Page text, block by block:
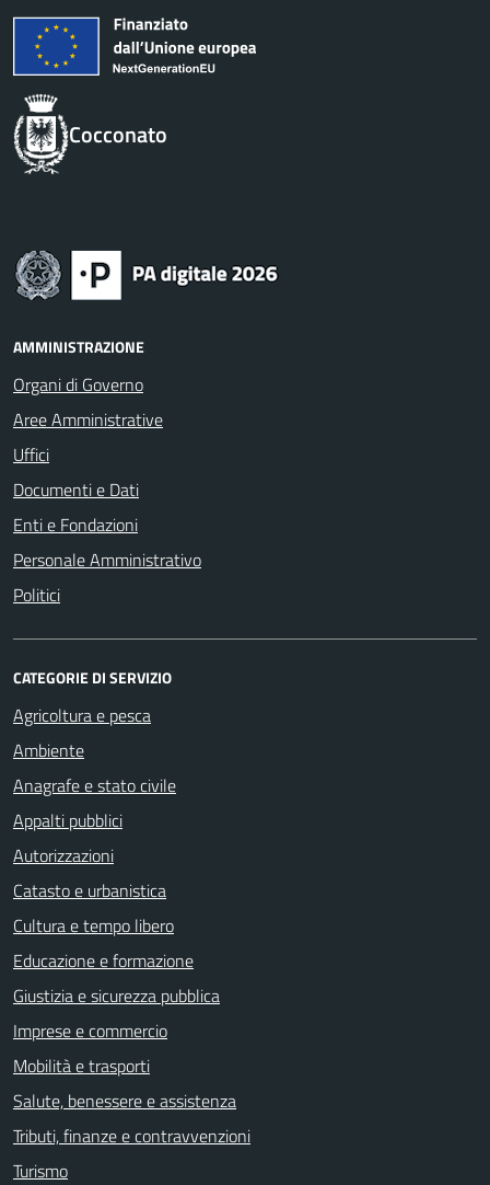
Cocconato
AMMINISTRAZIONE
Organi di Governo
Aree Amministrative
Uffici
Documenti e Dati
Enti e Fondazioni
Personale Amministrativo
Politici
CATEGORIE DI SERVIZIO
Agricoltura e pesca
Ambiente
Anagrafe e stato civile
Appalti pubblici
Autorizzazioni
Catasto e urbanistica
Cultura e tempo libero
Educazione e formazione
Giustizia e sicurezza pubblica
Imprese e commercio
Mobilità e trasporti
Salute, benessere e assistenza
Tributi, finanze e contravvenzioni
Turismo